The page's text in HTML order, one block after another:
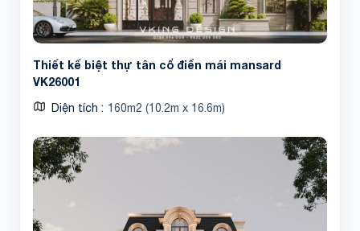
Thiết kế biệt thự tân cổ điển mái mansard
VK26001
Diện tích 160m2 (10.2m x 16.6m)